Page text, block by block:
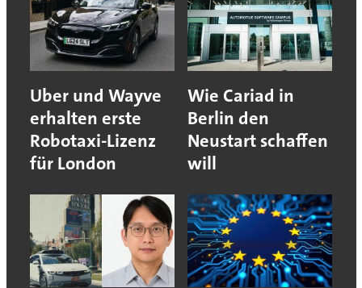
Uber und Wayve
erhalten erste
Robotaxi-Lizenz
für London
Wie Cariad in
Berlin den
Neustart schaffen
will